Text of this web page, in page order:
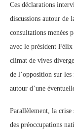
Ces déclarations
discussions autour de
consultations menées
avec le président Félix
climat de vives
de l’opposition sur
autour d’une
Parallèlement, la crise
des préoccupations